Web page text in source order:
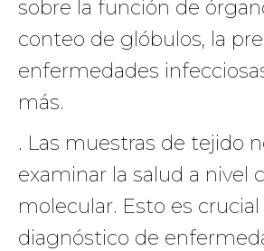
sobre la función de
conteo de glóbulos, la
enfermedades
más.
. Las muestras de tejido
examinar la salud a nivel
molecular. Esto es crucial
diagnóstico de